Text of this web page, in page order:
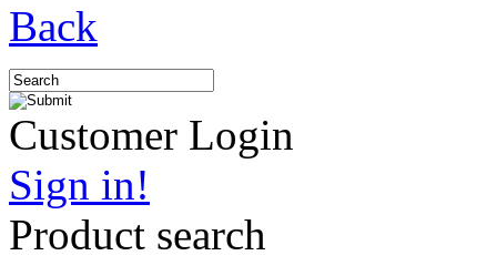
Back
Customer Login
Sign in!
Product search